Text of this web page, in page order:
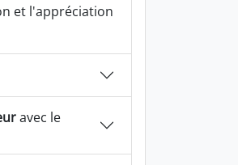
et l'appréciation
avec le